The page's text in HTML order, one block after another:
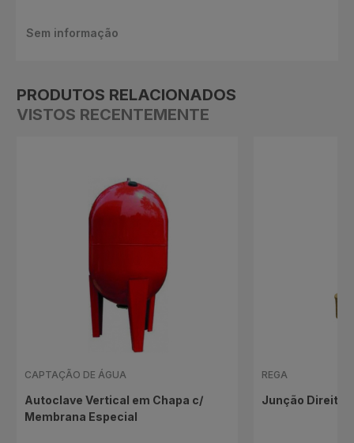
Sem informação
PRODUTOS RELACIONADOS
VISTOS RECENTEMENTE
CAPTAÇÃO DE ÁGUA
Autoclave Vertical em Chapa c/
Membrana Especial
REGA
Junção Direita